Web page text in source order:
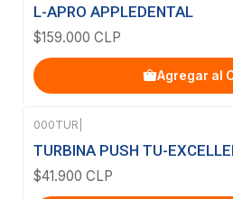
L-APRO APPLEDENTAL
$159.000 CLP
Agregar al
000TUR
TURBINA PUSH TU-
$41.900 CLP